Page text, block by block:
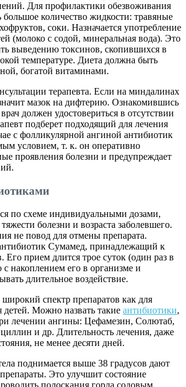
Для профилактики обезвоживания
количество жидкости: травяные
соки. Назначается употребление
(молоко с содой, минеральная вода). Это
выведению токсинов, скопившихся в
температуре. Диета должна быть
богатой витаминами.
терапевта. Если на миндалинах
мазок на дифтерию. Ознакомившись
должен удостовериться в отсутствии
подберет подходящий для лечения
с фолликулярной ангиной антибиотик
условием, т. к. он оперативно
проявления болезни и предупреждает
по схеме индивидуальными дозами,
болезни и возраста заболевшего.
не повод для отмены препарата.
Сумамед, принадлежащий к
Его прием длится трое суток (один раз в
с накоплением его в организме и
длительное воздействие.
спектр препаратов как для
детей. Можно назвать такие антибиотики,
лечении ангины: Цефамезин, Солютаб,
и др. Длительность лечения, даже
не менее десяти дней.
поднимается выше 38 градусов дают
Это улучшит состояние